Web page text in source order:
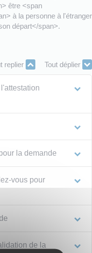
être <span
à la personne à l'étranger
départ</span>.
replier Tout déplier
la demande
vous pour
de la